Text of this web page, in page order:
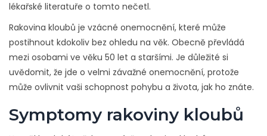
lékařské literatuře o tomto nečetl.
Rakovina kloubů je vzácné onemocnění, které může
postihnout kdokoliv bez ohledu na věk. Obecně převládá
mezi osobami ve věku 50 let a staršími. Je důležité si
uvědomit, že jde o velmi závažné onemocnění, protože
může ovlivnit vaši schopnost pohybu a života, jak ho znáte.
Symptomy rakoviny kloubů